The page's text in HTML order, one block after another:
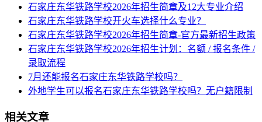
石家庄东华铁路学校2026年招生简章及12大专业介绍
石家庄东华铁路学校开火车选择什么专业？
石家庄东华铁路学校2026年招生简章-官方最新招生政策
石家庄东华铁路学校2026年招生计划：名额 / 报名条件 /
录取流程
7月还能报名石家庄东华铁路学校吗？
外地学生可以报名石家庄东华铁路学校吗？无户籍限制
相关文章